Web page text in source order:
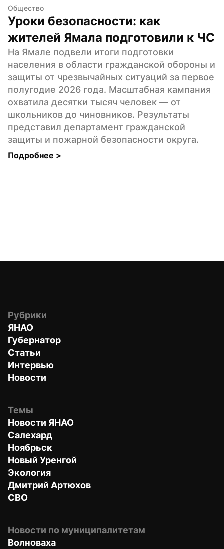
Общество
Уроки безопасности: как
жителей Ямала подготовили к ЧС
На Ямале подвели итоги подготовки
населения в области гражданской обороны и
защиты от чрезвычайных ситуаций за первое
полугодие 2026 года. Масштабная кампания
охватила десятки тысяч человек — от
школьников до чиновников. Результаты
представил департамент гражданской
защиты и пожарной безопасности округа.
Подробнее >
Рубрики
ЯНАО
Губернатор
Статьи
Интервью
Новости
Темы
Новости ЯНАО
Салехард
Ноябрьск
Новый Уренгой
Экология
Дмитрий Артюхов
СВО
Новости по муниципалитетам
Волноваха